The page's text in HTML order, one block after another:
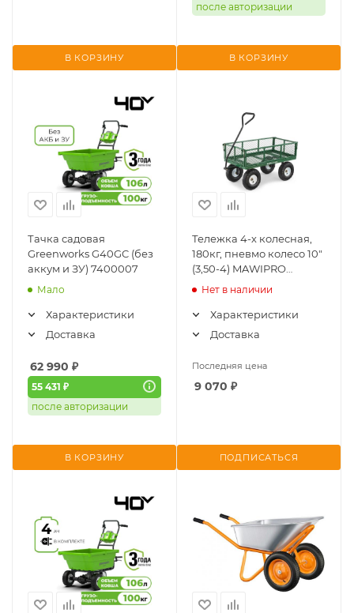
В КОРЗИНУ
после авторизации
В КОРЗИНУ
Тачка садовая
Greenworks G40GC (без
аккум и ЗУ) 7400007
Мало
Характеристики
Доставка
62 990 ₽
55 431 ₽
после авторизации
В КОРЗИНУ
Тележка 4-х колесная,
180кг, пневмо колесо 10"
(3,50-4) MAWIPRO
(KVADRO-200)
Нет в наличии
Характеристики
Доставка
Последняя цена
9 070 ₽
ПОДПИСАТЬСЯ